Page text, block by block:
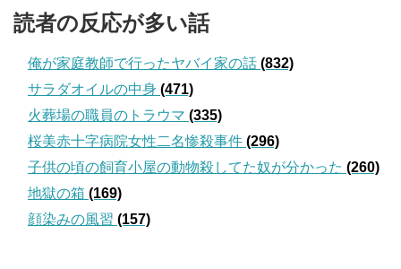
読者の反応が多い話
俺が家庭教師で行ったヤバイ家の話 (832)
サラダオイルの中身 (471)
火葬場の職員のトラウマ (335)
桜美赤十字病院女性二名惨殺事件 (296)
子供の頃の飼育小屋の動物殺してた奴が分かった (260)
地獄の箱 (169)
顔染みの風習 (157)